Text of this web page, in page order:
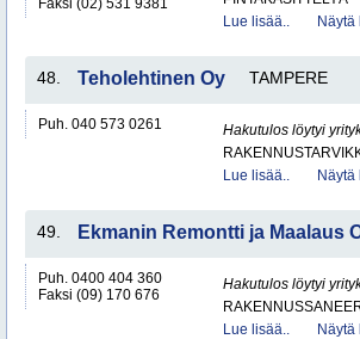
Faksi (02) 531 9381
Lue lisää..
Näytä
48. Teholehtinen Oy TAMPERE
Puh. 040 573 0261
Hakutulos löytyi
Lue lisää..
Näytä
49. Ekmanin Remontti ja Maalaus
Puh. 0400 404 360
Faksi (09) 170 676
Hakutulos löytyi
Lue lisää..
Näytä